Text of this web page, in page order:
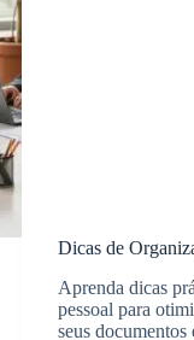
Dicas de
Aprenda dicas
pessoal para
seus